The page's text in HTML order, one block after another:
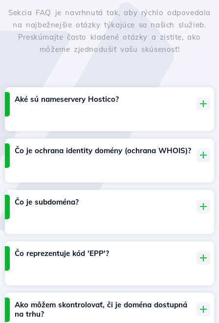
Sekcia FAQ je navrhnutá tak, aby rýchlo odpovedala
na najbežnejšie otázky týkajúce sa našich služieb.
Preskúmajte často kladené otázky a zistite, ako
môžeme zjednodušiť vašu skúsenosť!
Aké sú nameservery Hostico?
Čo je ochrana identity domény (ochrana WHOIS)?
Čo je subdoména?
Čo reprezentuje kód 'EPP'?
Ako môžem skontrolovať, či je doména dostupná
na trhu?